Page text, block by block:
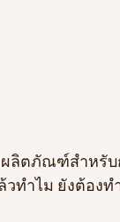
ลิตภัณฑ์สำหรับ
ทำไม ยังต้องท